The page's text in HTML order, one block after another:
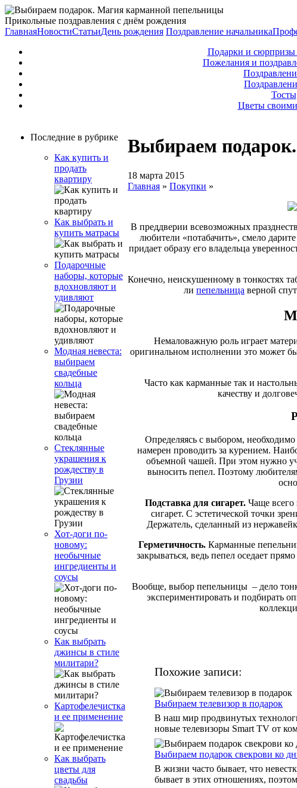
Прикольные поздравления с днём рождения
ГлавнаяНовостиСтатьиДень рождения Поздравление начальника
Подарки и сюрпризы
Пожелания и
Тосты
Цветы
Последние в рубрике
Как купить и
продать
квартиру
Как выбрать и
купить матрасы
Подарочные
наборы, которые
вдохновляют и
удивляют
Модная невеста:
выбираем
свадебные
кольца
Стеклянные
украшения к
рождеству в
Грузии
Хот-доги по-
новому:
необычные
ингредиенты и
соусы
Как выбрать
джинсы в стиле
милитари?
Картофелечистка
и ее применение
Как выбрать
цветы для
свадьбы
Выбираем
18 марта 2015
Главная » Покупки »
В преддверии всевозможных
любители «потабачить», смело дарите
придает образу его владельца
Конечно, неискушенному в тонкостях
ли пепельница верной
Немаловажную роль играет
оригинальном исполнении это может
Часто как карманные так и
качеству и
Определяясь с выбором,
намерен проводить за курением.
объемной чашей. При этом нужно
выносить пепел. Поэтому
Подставка для сигарет.Чаще всего
сигарет. С эстетической точки
Держатель, сделанный из
Герметичность. Карманные
закрываться, ведь пепел оседает
Вообще, выбор пепельницы – дело
экспериментировать и подбирать
Похожие записи:
Выбираем телевизор в подарок
В наш мир продвинутых
новые телевизоры Smart TV от
Выбираем подарок свекрови ко
В жизни часто бывает, что
бывает в этих отношениях,